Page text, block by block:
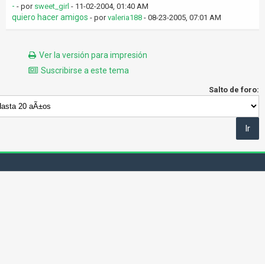
- - por sweet_girl - 11-02-2004, 01:40 AM
quiero hacer amigos - porvaleria188 - 08-23-2005, 07:01 AM
Ver la versión para impresión
Suscribirse a este tema
Salto de foro: